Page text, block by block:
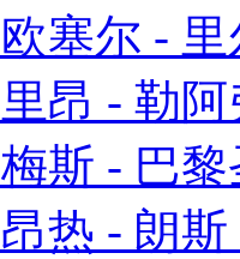
塞尔 -
昂 - 勒
斯 - 巴
热 - 朗斯